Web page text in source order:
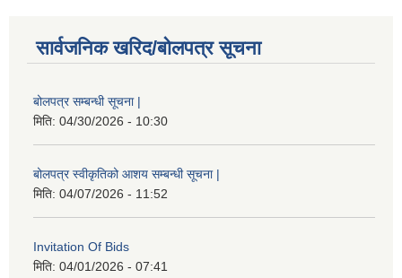
सार्वजनिक खरिद/बोलपत्र सूचना
बोलपत्र सम्बन्धी सूचना |
मिति: 04/30/2026 - 10:30
बोलपत्र स्वीकृतिको आशय सम्बन्धी सूचना |
मिति: 04/07/2026 - 11:52
Invitation Of Bids
मिति: 04/01/2026 - 07:41